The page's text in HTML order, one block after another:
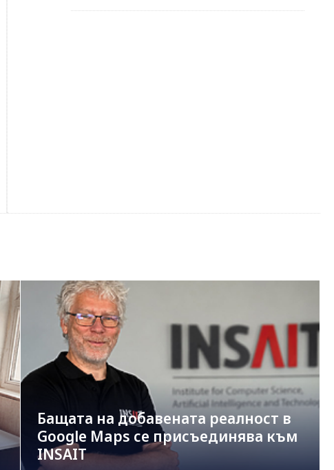
Бащата на добавената реалност в
Google Maps се присъединява към
INSAIT